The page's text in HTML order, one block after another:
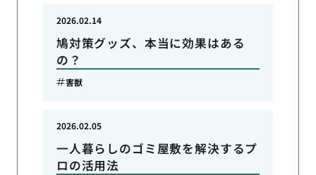
鳩対策グッズ、本当に効果はある
の？
2026.02.14
害獣
一人暮らしのゴミ屋敷を解決するプ
ロの活用法
2026.02.05